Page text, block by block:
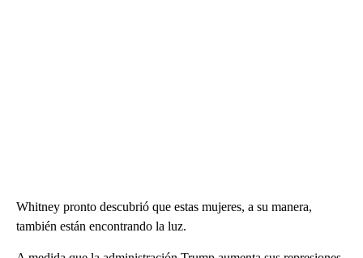
Whitney pronto descubrió que estas mujeres, a su manera,
también están encontrando la luz.